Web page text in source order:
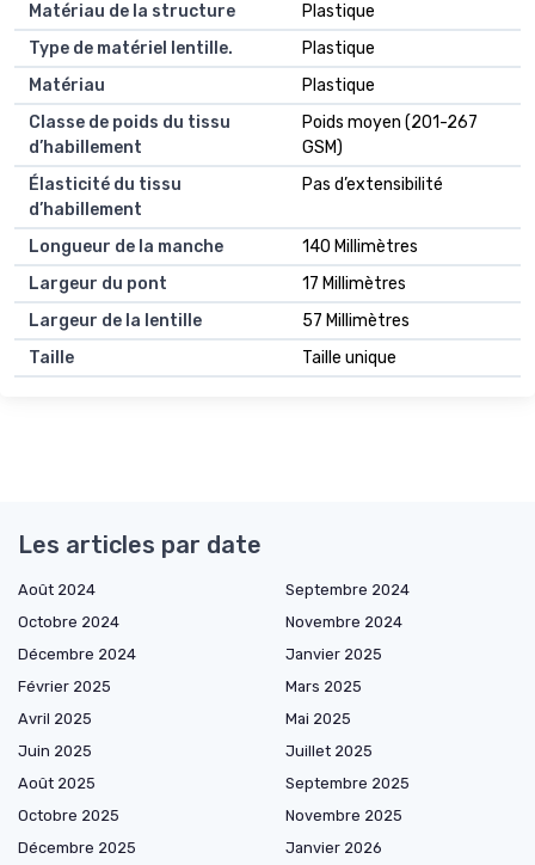
Matériau de la structure
Plastique
Type de matériel lentille.
Plastique
Matériau
Plastique
Classe de poids du tissu
d’habillement
Poids moyen (201-267
GSM)
Élasticité du tissu
d’habillement
Pas d’extensibilité
Longueur de la manche
140 Millimètres
Largeur du pont
17 Millimètres
Largeur de la lentille
57 Millimètres
Taille
Taille unique
Les articles par date
Août 2024
Septembre 2024
Octobre 2024
Novembre 2024
Décembre 2024
Janvier 2025
Février 2025
Mars 2025
Avril 2025
Mai 2025
Juin 2025
Juillet 2025
Août 2025
Septembre 2025
Octobre 2025
Novembre 2025
Décembre 2025
Janvier 2026